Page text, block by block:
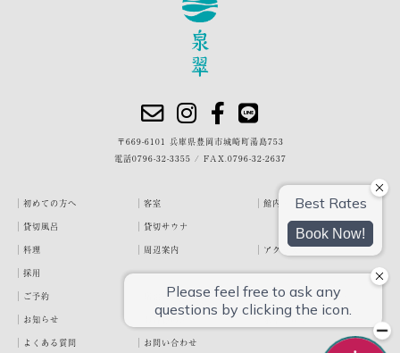
〒669-6101 兵庫県豊岡市城崎町湯島753
電話0796-32-3355 / FAX.0796-32-2637
初めての方へ 客室
館内・施設
貸切風呂
貸切サウナ
料理
周辺案内
アクセス
採用
ご予約
宿泊約款
プライバシーポリシー
お知らせ
お客様の声
泉翠ブログ
よくある質問
お問い合わせ